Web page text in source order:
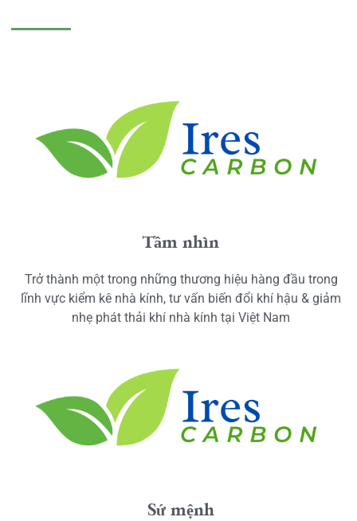
Tầm nhìn
Trở thành một trong những thương hiệu hàng đầu trong
lĩnh vực kiểm kê nhà kính, tư vấn biến đổi khí hậu & giảm
nhẹ phát thải khí nhà kính tại Việt Nam
Sứ mệnh